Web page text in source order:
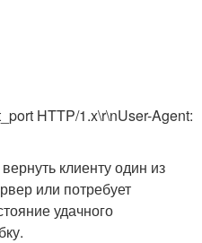
HTTP/1.x\r\nUser-Agent:
клиенту один из
или потребует
удачного